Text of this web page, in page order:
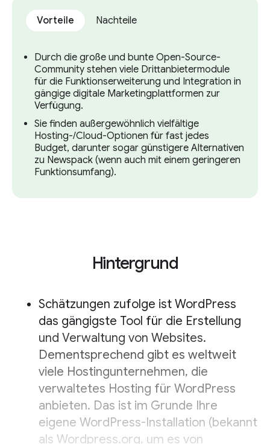
Vorteile Nachteile
Durch die große und bunte Open-Source-
Community stehen viele Drittanbietermodule
für die Funktionserweiterung und Integration in
gängige digitale Marketingplattformen zur
Verfügung.
Sie finden außergewöhnlich vielfältige
Hosting-/Cloud-Optionen für fast jedes
Budget, darunter sogar günstigere Alternativen
zu Newspack (wenn auch mit einem geringeren
Funktionsumfang).
Hintergrund
Schätzungen zufolge ist WordPress
das gängigste Tool für die Erstellung
und Verwaltung von Websites.
Dementsprechend gibt es weltweit
viele Hostingunternehmen, die
verwaltetes Hosting für WordPress
anbieten. Das ist im Grunde Ihre
eigene WordPress-Installation (bekannt
als Wordpress.org, um es von